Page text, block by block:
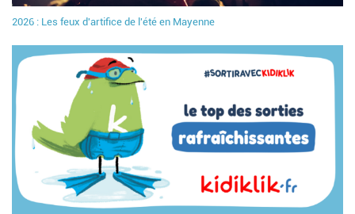
2026 : Les feux d'artifice de l'été en Mayenne